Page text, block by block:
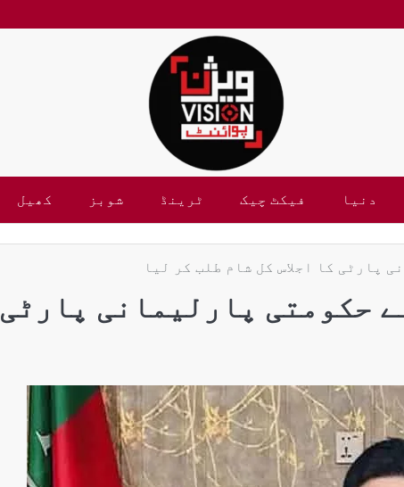
دنیا فیکٹ چیک ٹرینڈ شوبز کھیل
پارٹی کا اجلاس کل شام طلب کر لیا
حکومتی پارلیمانی پارٹی
سنٹرل ایشیا